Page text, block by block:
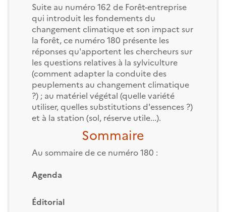
Suite au numéro 162 de Forêt-entreprise
qui introduit les fondements du
changement climatique et son impact sur
la forêt, ce numéro 180 présente les
réponses qu'apportent les chercheurs sur
les questions relatives à la sylviculture
(comment adapter la conduite des
peuplements au changement climatique
?) ; au matériel végétal (quelle variété
utiliser, quelles substitutions d'essences ?)
et à la station (sol, réserve utile...).
Sommaire
Au sommaire de ce numéro 180 :
Agenda
Éditorial